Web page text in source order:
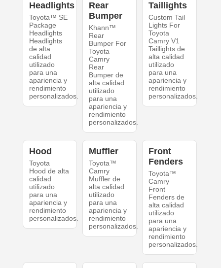
Headlights
Toyota™ SE
Package
Headlights
Headlights
de alta
calidad
utilizado
para una
apariencia y
rendimiento
personalizados.
Rear
Bumper
Khann™
Rear
Bumper For
Toyota
Camry
Rear
Bumper de
alta calidad
utilizado
para una
apariencia y
rendimiento
personalizados.
Taillights
Custom Tail
Lights For
Toyota
Camry V1
Taillights de
alta calidad
utilizado
para una
apariencia y
rendimiento
personalizados.
Hood
Toyota
Hood de alta
calidad
utilizado
para una
apariencia y
rendimiento
personalizados.
Muffler
Toyota™
Camry
Muffler de
alta calidad
utilizado
para una
apariencia y
rendimiento
personalizados.
Front
Fenders
Toyota™
Camry
Front
Fenders de
alta calidad
utilizado
para una
apariencia y
rendimiento
personalizados.